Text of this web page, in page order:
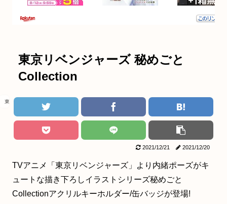
東京リベンジャーズ 秘めごと
Collection
東京リベンジャーズ
2021/12/21 2021/12/20
TVアニメ「東京リベンジャーズ」より内緒ポーズがキ
ュートな描き下ろしイラストシリーズ秘めごと
Collectionアクリルキーホルダー/缶バッジが登場!